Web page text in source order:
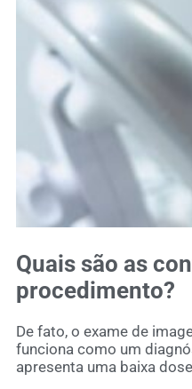
Quais são as
procedimento?
De fato, o exame de
funciona como um
apresenta uma baixa